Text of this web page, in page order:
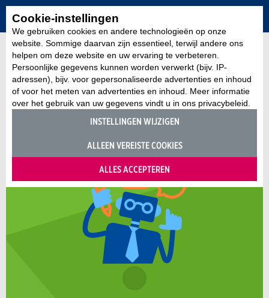
Cookie-instellingen
We gebruiken cookies en andere technologieën op onze
website. Sommige daarvan zijn essentieel, terwijl andere ons
helpen om deze website en uw ervaring te verbeteren.
Persoonlijke gegevens kunnen worden verwerkt (bijv. IP-
adressen), bijv. voor gepersonaliseerde advertenties en inhoud
of voor het meten van advertenties en inhoud. Meer informatie
over het gebruik van uw gegevens vindt u in ons privacybeleid.
INSTELLINGEN WIJZIGEN
ALLEEN VEREISTE COOKIES
ALLES ACCEPTEREN